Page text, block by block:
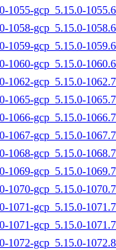
1055-gcp_5.15.0-
1058-gcp_5.15.0-
1059-gcp_5.15.0-
1060-gcp_5.15.0-
1062-gcp_5.15.0-
1065-gcp_5.15.0-
1066-gcp_5.15.0-
1067-gcp_5.15.0-
1068-gcp_5.15.0-
1069-gcp_5.15.0-
1070-gcp_5.15.0-
1071-gcp_5.15.0-
1071-gcp_5.15.0-
1072-gcp_5.15.0-